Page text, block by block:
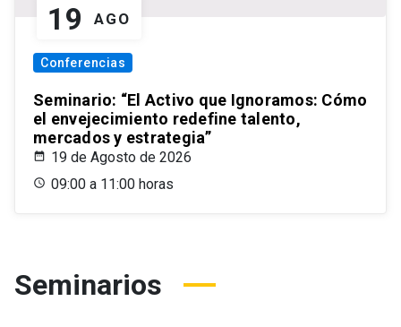
19 AGO
Conferencias
Seminario: “El Activo que Ignoramos: Cómo
el envejecimiento redefine talento,
mercados y estrategia”
19 de Agosto de 2026
09:00 a 11:00 horas
Seminarios